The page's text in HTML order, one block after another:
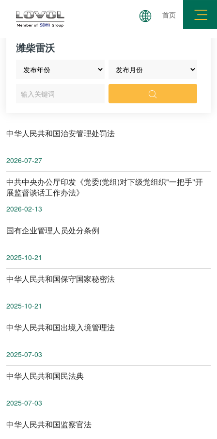
首页
三重展学论坛
潍柴雷沃

中华人民共和国治安管理处罚法
2026-07-27
中共中央办公厅印发《党委(党组)对下级党组织"一把手"开
展监督谈话工作办法》
2026-02-13
国有企业管理人员处分条例
2025-10-21
中华人民共和国保守国家秘密法
2025-10-21
中华人民共和国出境入境管理法
2025-07-03
中华人民共和国民法典
2025-07-03
中华人民共和国监察官法